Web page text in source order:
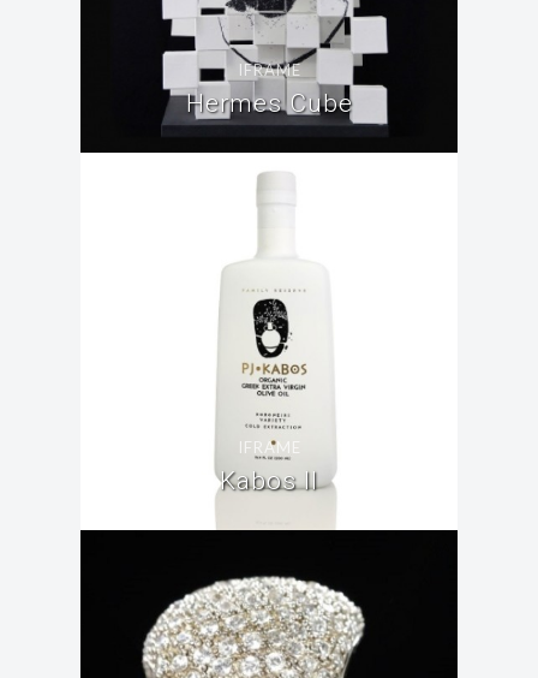
IFRAME
Hermes Cube
IFRAME
Kabos II